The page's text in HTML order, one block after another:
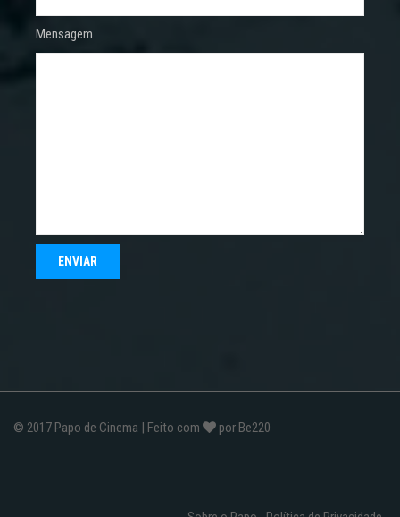
Mensagem
© 2017 Papo de Cinema | Feito com por Be220